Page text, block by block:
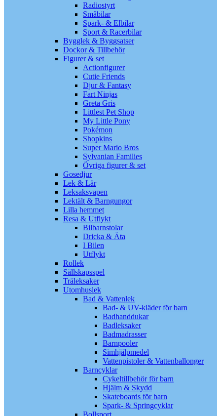
Radiostyrt
Småbilar
Spark- & Elbilar
Sport & Racerbilar
Bygglek & Byggsatser
Dockor & Tillbehör
Figurer & set
Actionfigurer
Cutie Friends
Djur & Fantasy
Fart Ninjas
Greta Gris
Littlest Pet Shop
My Little Pony
Pokémon
Shopkins
Super Mario Bros
Sylvanian Families
Övriga figurer & set
Gosedjur
Lek & Lär
Leksaksvapen
Lektält & Barngungor
Lilla hemmet
Resa & Utflykt
Bilbarnstolar
Dricka & Äta
I Bilen
Utflykt
Rollek
Sällskapsspel
Träleksaker
Utomhuslek
Bad & Vattenlek
Bad- & UV-kläder för barn
Badhanddukar
Badleksaker
Badmadrasser
Barnpooler
Simhjälpmedel
Vattenpistoler & Vattenballonger
Barncyklar
Cykeltillbehör för barn
Hjälm & Skydd
Skateboards för barn
Spark- & Springcyklar
Bollsport